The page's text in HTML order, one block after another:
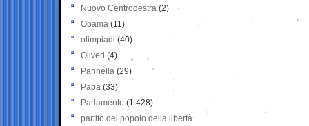
Nuovo Centrodestra (2)
Obama (11)
olimpiadi (40)
Oliveri (4)
Pannella (29)
Papa (33)
Parlamento (1.428)
partito del popolo della libertà